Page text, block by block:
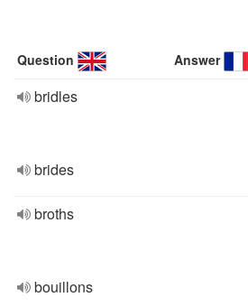
Question Answer
bridles
brides
broths
bouillons